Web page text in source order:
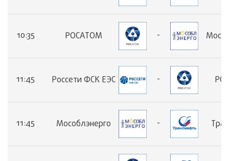
10:35 РОСАТОМ -
11:45 Россети ФСК ЕЭС -
11:45 Мособлэнерго -